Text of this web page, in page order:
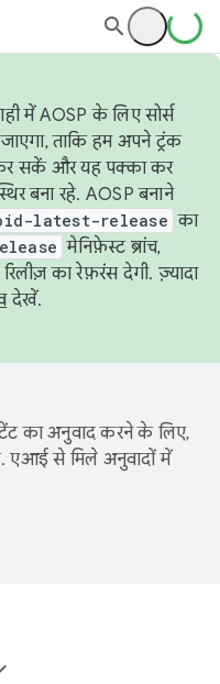
में AOSP के लिए सोर्स
ताकि हम अपने ट्रंक
सकें और यह पक्का कर
बना रहे. AOSP बनाने
latest-release का
मेनिफ़ेस्ट ब्रांच,
का रेफ़रंस देगी. ज़्यादा
देखें.
का अनुवाद करने के लिए,
एआई से मिले अनुवादों में